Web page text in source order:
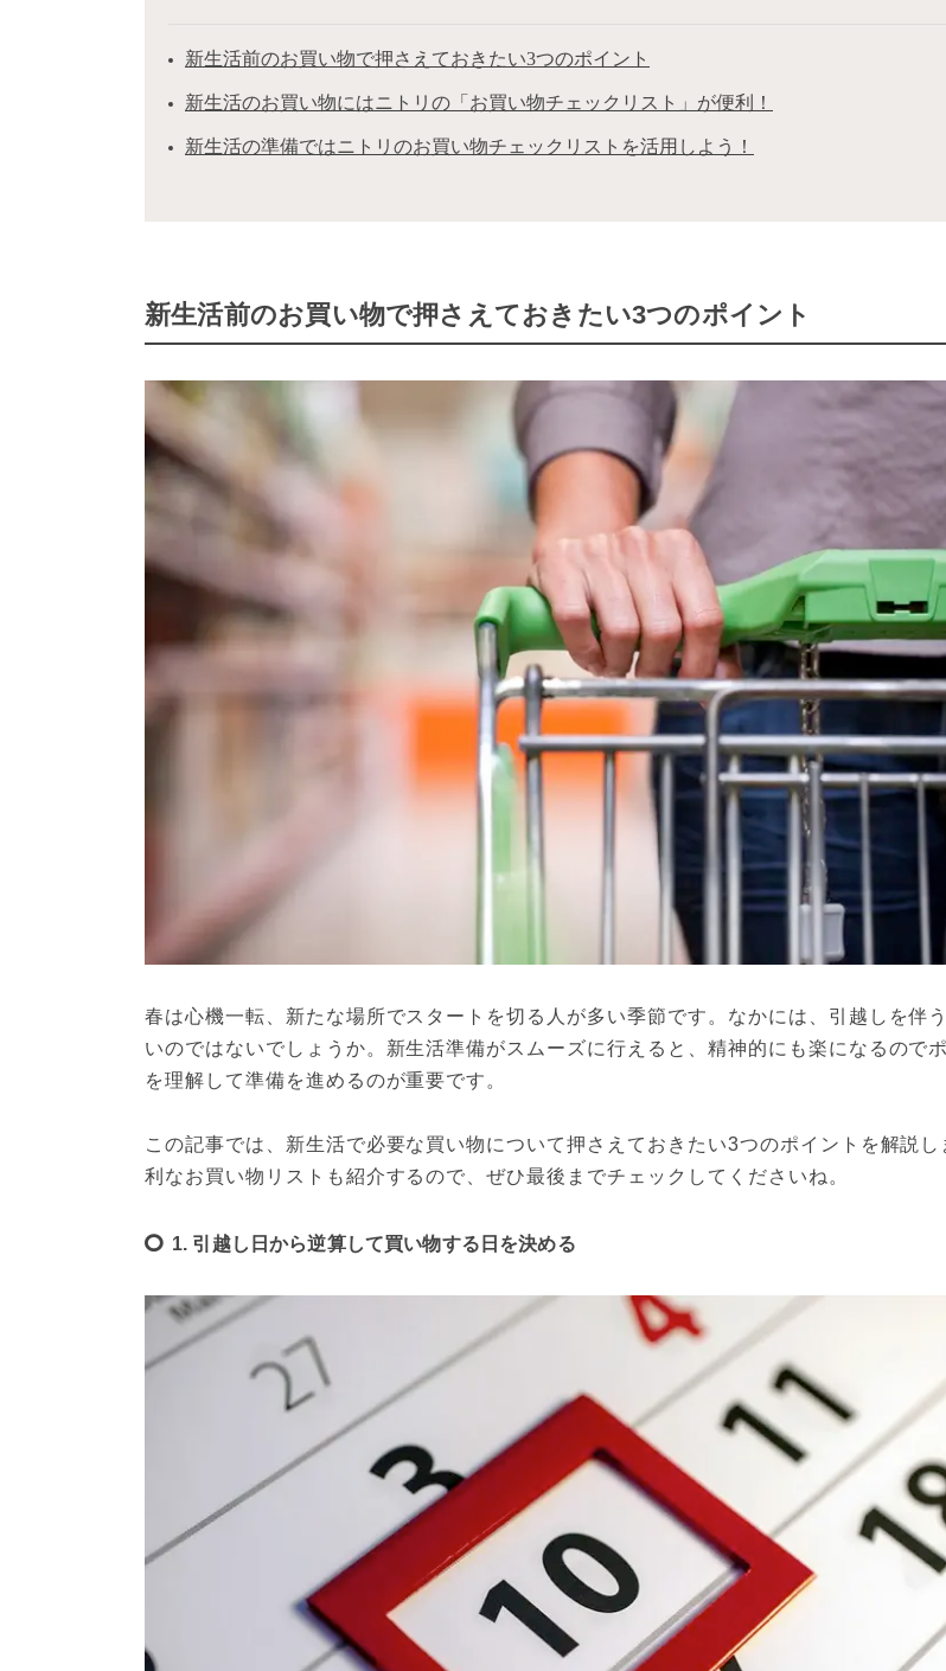
新生活前のお買い物で押さえておきたい3つのポイント
新生活のお買い物にはニトリの「お買い物チェックリスト」が便利！
新生活の準備ではニトリのお買い物チェックリストを活用しよう！
新生活前のお買い物で押さえておきたい3つのポイント
春は心機一転、新たな場所でスタートを切る人が多い季節です。なかには、引越しを伴
いのではないでしょうか。新生活準備がスムーズに行えると、精神的にも楽になるので
を理解して準備を進めるのが重要です。
この記事では、新生活で必要な買い物について押さえておきたい3つのポイントを解説し
利なお買い物リストも紹介するので、ぜひ最後までチェックしてくださいね。
1. 引越し日から逆算して買い物する日を決める